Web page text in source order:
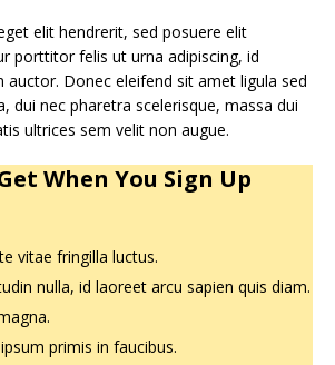
elit hendrerit, sed posuere elit
auctor. Donec eleifend sit amet ligula sed
dui nec pharetra scelerisque, massa dui
aliquam leo, venenatis ultrices sem velit non augue.
When You Sign Up
vitae fringilla luctus.
nulla, id laoreet arcu sapien quis diam.
primis in faucibus.